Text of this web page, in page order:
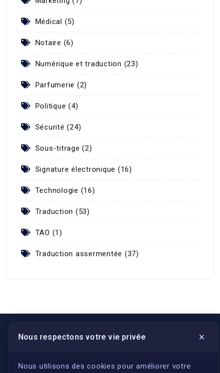
Médical (5)
Notaire (6)
Numérique et traduction (23)
Parfumerie (2)
Politique (4)
Sécurité (24)
Sous-titrage (2)
Signature électronique (16)
Technologie (16)
Traduction (53)
TAO (1)
Traduction assermentée (37)
Nous respectons votre vie privée ×
Nous utilisons des cookies pour améliorer votre
LIENS UTILES
S'inscrire